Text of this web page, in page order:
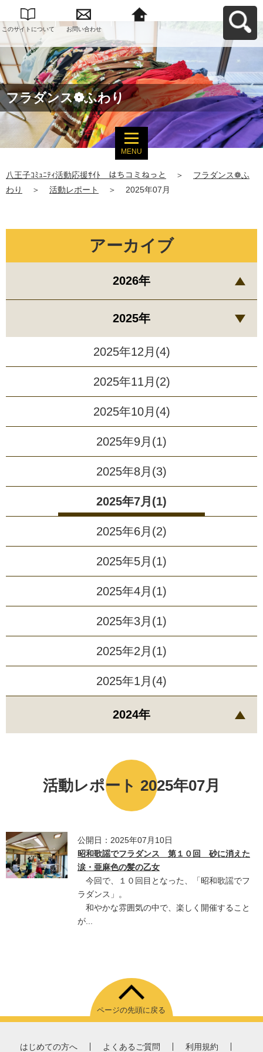
このサイトについて お問い合わせ
八王子ｺﾐｭﾆﾃｨ活動応
とへ戻る
フラダンス❁ふわり
MENU
八王子ｺﾐｭﾆﾃｨ活動応援ｻｲﾄ はちコミねっと ＞
フラダンス❁ふ
わり
＞ 活動レポート ＞ 2025年07月
活動レポート 2025年07月
公開日：2025年07月10日
昭和歌謡でフラダンス 第１０回 砂に消えた
涙・亜麻色の髪の乙女
今回で、１０回目となった、「昭和歌謡でフ
ラダンス」。
和やかな雰囲気の中で、楽しく開催すること
が...
アーカイブ
2026年
2025年
2025年12月(4)
2025年11月(2)
2025年10月(4)
2025年9月(1)
2025年8月(3)
2025年7月(1)
2025年6月(2)
2025年5月(1)
2025年4月(1)
2025年3月(1)
2025年2月(1)
2025年1月(4)
2024年
ページの先頭に戻る
はじめての方へ よくあるご質問 利用規約